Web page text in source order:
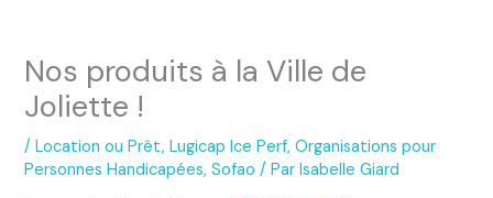
Nos produits à la Ville de
Joliette !
/Location ou Prêt,Lugicap Ice Perf,Organisations pour
Personnes Handicapées,Sofao / ParIsabelle Giard